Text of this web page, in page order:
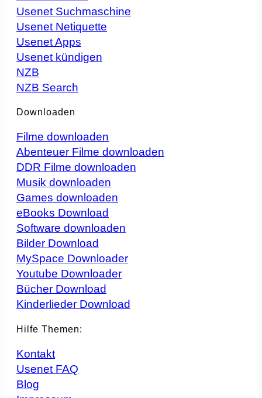
Usenet Suchmaschine
Usenet Netiquette
Usenet Apps
Usenet kündigen
NZB
NZB Search
Downloaden
Filme downloaden
Abenteuer Filme downloaden
DDR Filme downloaden
Musik downloaden
Games downloaden
eBooks Download
Software downloaden
Bilder Download
MySpace Downloader
Youtube Downloader
Bücher Download
Kinderlieder Download
Hilfe Themen:
Kontakt
Usenet FAQ
Blog